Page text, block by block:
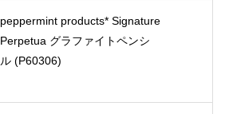
peppermint products* Signature
Perpetua グラファイトペンシ
ル (P60306)